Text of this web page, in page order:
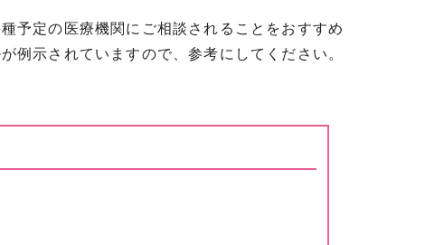
予定の医療機関にご相談されることをおすすめ
例示されていますので、参考にしてください。